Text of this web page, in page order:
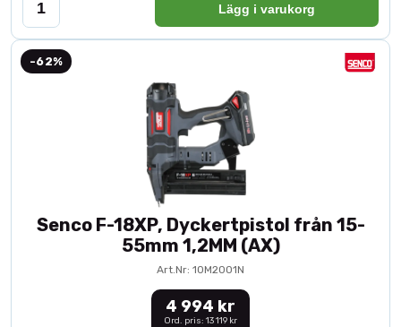
Lägg i varukorg
-62%
Senco F-18XP, Dyckertpistol från 15-
55mm 1,2MM (AX)
Art.Nr: 10M2001N
4 994 kr
Ord. pris: 13 119 kr